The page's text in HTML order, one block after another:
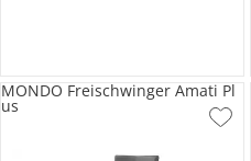
MONDO Freischwinger Amati Pl
us